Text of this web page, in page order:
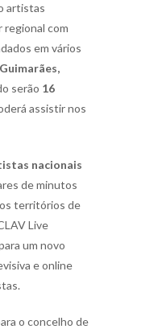
artistas
regional com
em vários
Guimarães,
serão 16
assistir nos
nacionais
de minutos
territórios de
Live
um novo
e online
o concelho de